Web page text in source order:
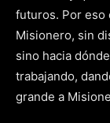
futuros. Por eso
Misionero, sin
sino hacia
trabajando,
grande a